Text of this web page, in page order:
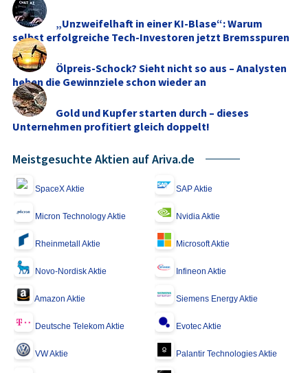
„Unzweifelhaft in einer KI-Blase“: Warum
selbst erfolgreiche Tech-Investoren jetzt Bremsspuren
...
Ölpreis-Schock? Sieht nicht so aus – Analysten
heben die Gewinnziele schon wieder an
Gold und Kupfer starten durch – dieses
Unternehmen profitiert gleich doppelt!
Meistgesuchte Aktien auf Ariva.de
SpaceX Aktie SAP Aktie
Micron Technology Aktie Nvidia Aktie
Rheinmetall Aktie Microsoft Aktie
Novo-Nordisk Aktie Infineon Aktie
Amazon Aktie Siemens Energy Aktie
Deutsche Telekom Aktie Evotec Aktie
VW Aktie Palantir Technologies Aktie